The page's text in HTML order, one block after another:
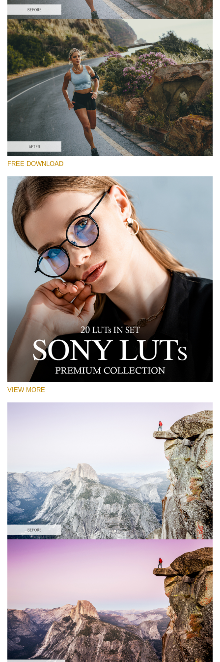
Bitte wählen Sie
Free Sony LUT #2
Premium Sony LUTs
Must-Have Collection (160 LUTs)
Entire Collection (260 LUTs)
Kostenloser Download
FREE DOWNLOAD
VIEW MORE